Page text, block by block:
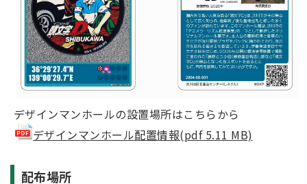
デザインマンホールの設置場所はこちらから
デザインマンホール配置情報(pdf 5.11 MB)
配布場所